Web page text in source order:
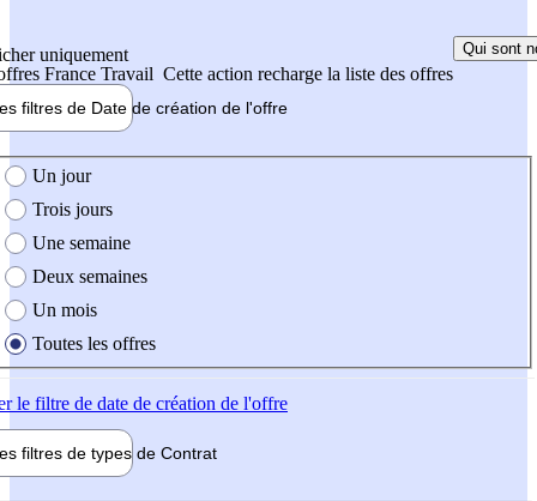
uniquement
France Travail Cette action recharge la liste des offres
Qui sont
filtres de Date de création de l'offre
création de l'offre
Un jour
Trois jours
Une semaine
Deux semaines
Un mois
Toutes les offres
le filtre de date de création de l'offre
filtres de types de Contrat